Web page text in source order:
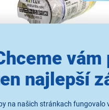
najlepší
na našich stránkach fungovalo
1x
RIT 010
Izolačná páska - 10 kusoch, materiál
mm, mix farieb